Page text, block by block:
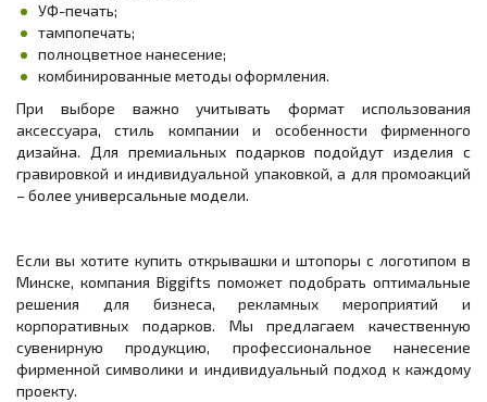
УФ-печать;
тампопечать;
полноцветное нанесение;
комбинированные методы оформления.
При выборе важно учитывать формат использования
аксессуара, стиль компании и особенности фирменного
дизайна. Для премиальных подарков подойдут изделия с
гравировкой и индивидуальной упаковкой, а для промоакций
– более универсальные модели.
Если вы хотите купить открывашки и штопоры с логотипом в
Минске, компания Biggifts поможет подобрать оптимальные
решения для бизнеса, рекламных мероприятий и
корпоративных подарков. Мы предлагаем качественную
сувенирную продукцию, профессиональное нанесение
фирменной символики и индивидуальный подход к каждому
проекту.